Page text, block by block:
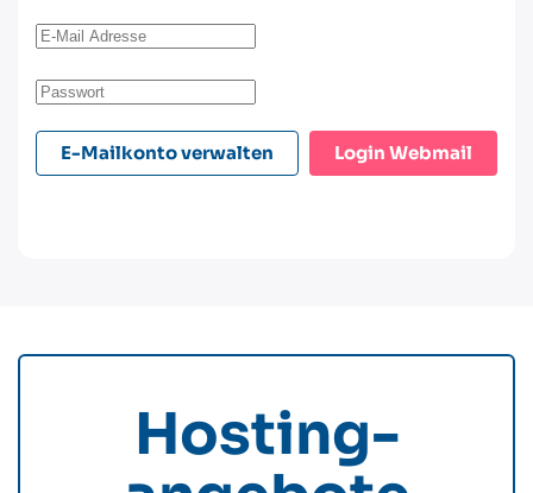
E-Mailkonto verwalten
Hosting­